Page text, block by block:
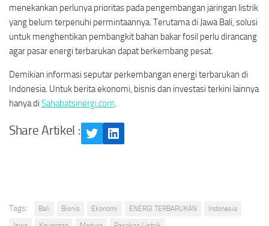
menekankan perlunya prioritas pada pengembangan jaringan listrik
yang belum terpenuhi permintaannya. Terutama di Jawa Bali, solusi
untuk menghentikan pembangkit bahan bakar fosil perlu dirancang
agar pasar energi terbarukan dapat berkembang pesat.
Demikian informasi seputar perkembangan energi terbarukan di
Indonesia. Untuk berita ekonomi, bisnis dan investasi terkini lainnya
hanya di Sahabatsinergi.com.
Share Artikel :
TwitterLinkedIn
Tags: Bali Bisnis Ekonomi ENERGI TERBARUKAN
Indonesia